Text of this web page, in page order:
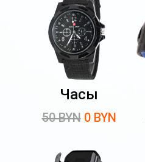
Часы
50 BYN 0 BYN